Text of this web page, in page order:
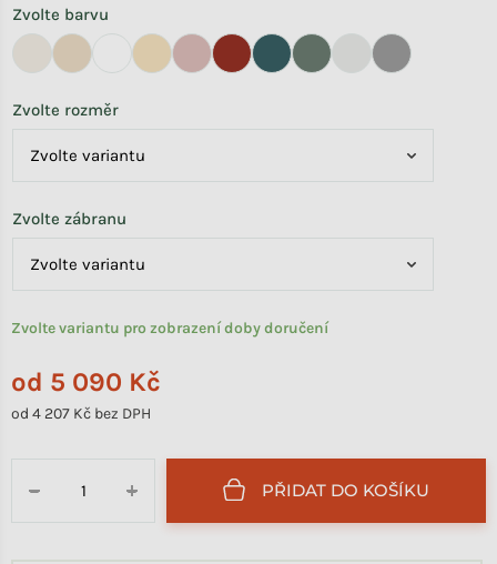
od 5 090 Kč
od 4 207 Kč bez DPH
Zvolte variantu pro zobrazení doby doručení
Zvolte barvu
Zvolte rozměr
Zvolte zábranu
+
− PŘIDAT DO KOŠÍKU